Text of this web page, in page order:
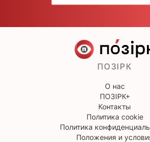
ПОЗІРК
О нас
ПОЗІРК+
Контакты
Политика cookie
Политика
Положения и